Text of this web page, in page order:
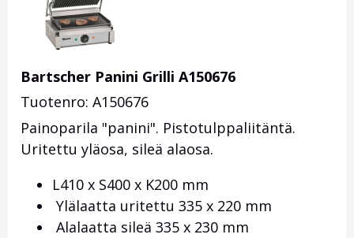
Bartscher Panini Grilli A150676
Tuotenro: A150676
Painoparila "panini". Pistotulppaliitäntä.
Uritettu yläosa, sileä alaosa.
L410 x S400 x K200 mm
Ylälaatta uritettu 335 x 220 mm
Alalaatta sileä 335 x 230 mm